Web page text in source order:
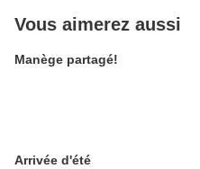
Vous aimerez aussi
Manège partagé!
Arrivée d'été